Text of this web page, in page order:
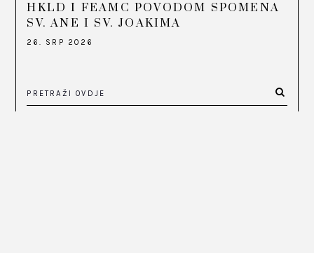
HKLD I FEAMC POVODOM SPOMENA
SV. ANE I SV. JOAKIMA
26. SRP 2026